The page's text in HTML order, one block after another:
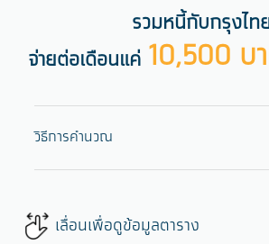
รวมหนี้กับกรุงไท
จ่ายต่อเดือนแค่ 10,500 บ
วิธีการคำนวณ
เลื่อนเพื่อดูข้อมูลตาราง